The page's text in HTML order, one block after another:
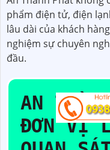
phẩm điện tử, điện
lâu dài của khách
nghiệm sự chuyên
đầu.
AN
ĐƠN VỊ